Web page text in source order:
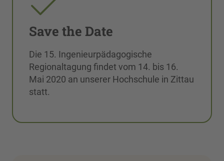
Save the Date
Die 15. Ingenieurpädagogische
Regionaltagung findet vom 14. bis 16.
Mai 2020 an unserer Hochschule in Zittau
statt.